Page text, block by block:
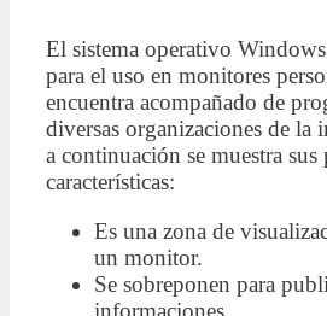
El sistema operativo Windows
para el uso en monitores
encuentra acompañado de
diversas organizaciones de la
a continuación se muestra sus
características:
Es una zona de
un monitor.
Se sobreponen para
informaciones.